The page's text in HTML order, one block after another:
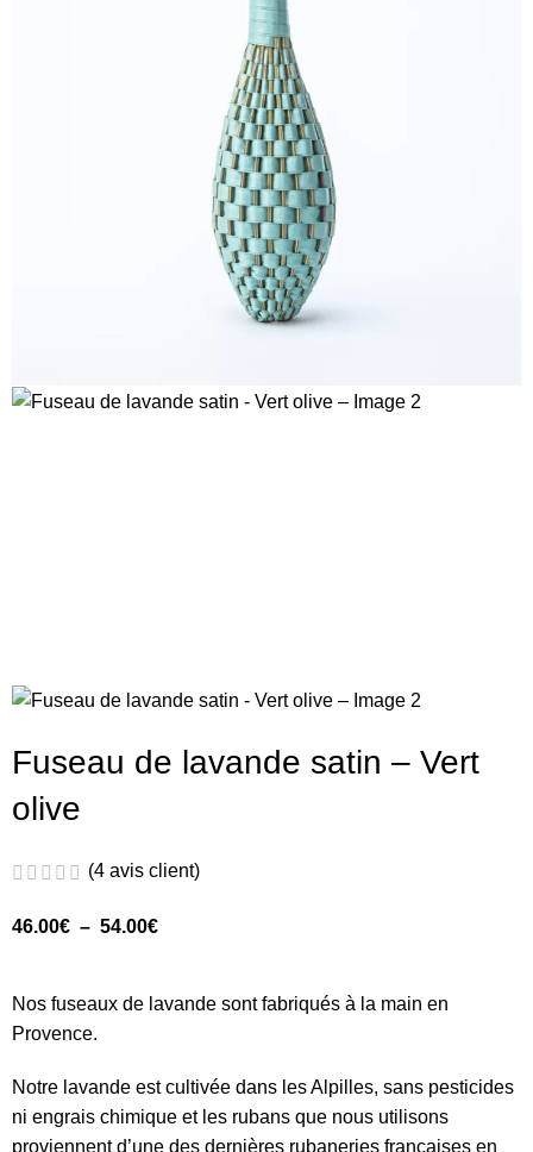
Fuseau de lavande satin – Vert
olive
(4 avis client)
46.00€ – 54.00€
Nos fuseaux de lavande sont fabriqués à la main en
Provence.
Notre lavande est cultivée dans les Alpilles, sans pesticides
ni engrais chimique et les rubans que nous utilisons
proviennent d’une des dernières rubaneries françaises en